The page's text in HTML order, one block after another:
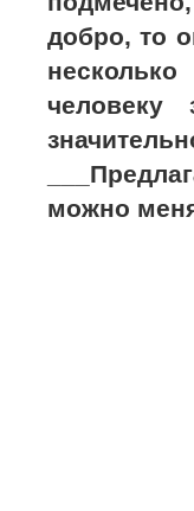
добро, то
можно